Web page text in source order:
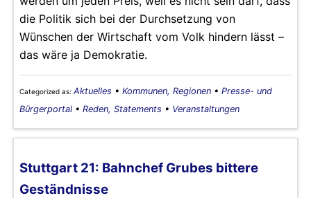
die Politik sich bei der Durchsetzung von
Wünschen der Wirtschaft vom Volk hindern lässt –
das wäre ja Demokratie.
Categorized as: Aktuelles • Kommunen, Regionen • Presse- und
Bürgerportal • Reden, Statements • Veranstaltungen
Stuttgart 21: Bahnchef Grubes bittere
Geständnisse